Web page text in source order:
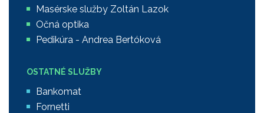
Masérske služby Zoltán Lazok
Očná optika
Pedikúra - Andrea Bertóková
OSTATNÉ SLUŽBY
Bankomat
Fornetti